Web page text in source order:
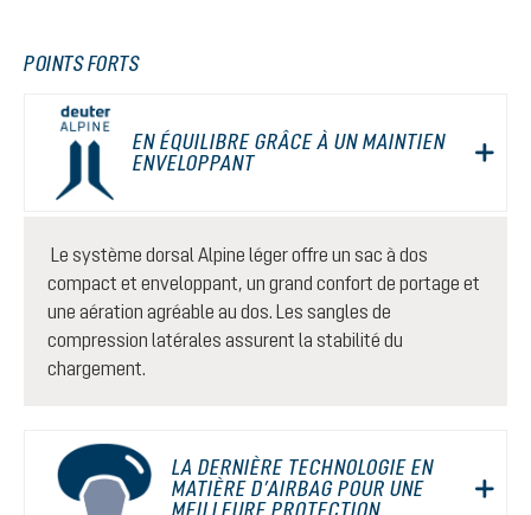
POINTS FORTS
EN ÉQUILIBRE GRÂCE À UN MAINTIEN
ENVELOPPANT
Le système dorsal Alpine léger offre un sac à dos
compact et enveloppant, un grand confort de portage et
une aération agréable au dos. Les sangles de
compression latérales assurent la stabilité du
chargement.
LA DERNIÈRE TECHNOLOGIE EN
MATIÈRE D’AIRBAG POUR UNE
MEILLEURE PROTECTION